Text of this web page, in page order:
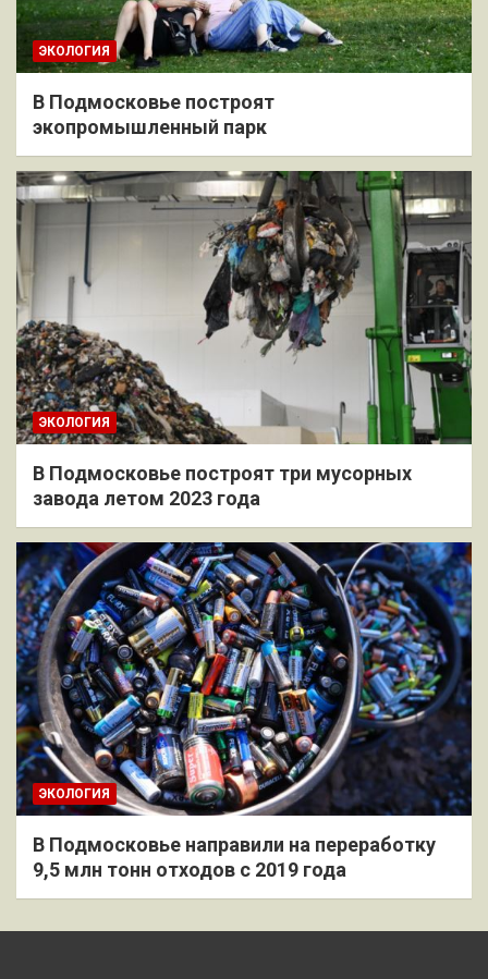
ЭКОЛОГИЯ
В Подмосковье построят
экопромышленный парк
ЭКОЛОГИЯ
В Подмосковье построят три мусорных
завода летом 2023 года
ЭКОЛОГИЯ
В Подмосковье направили на переработку
9,5 млн тонн отходов с 2019 года